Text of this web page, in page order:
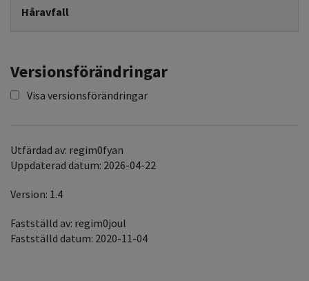
Håravfall
Versionsförändringar
Visa versionsförändringar
Utfärdad av: regim0fyan
Uppdaterad datum: 2026-04-22
Version: 1.4
Fastställd av: regim0joul
Fastställd datum: 2020-11-04